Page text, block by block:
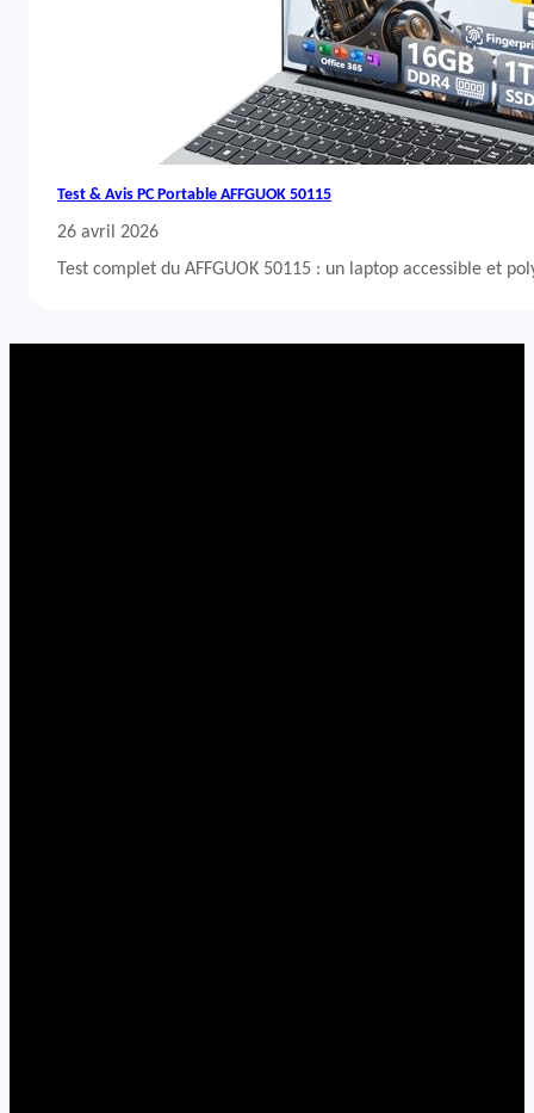
Test & Avis PC Portable AFFGUOK 50115
26 avril 2026
Test complet du AFFGUOK 50115 : un laptop accessible